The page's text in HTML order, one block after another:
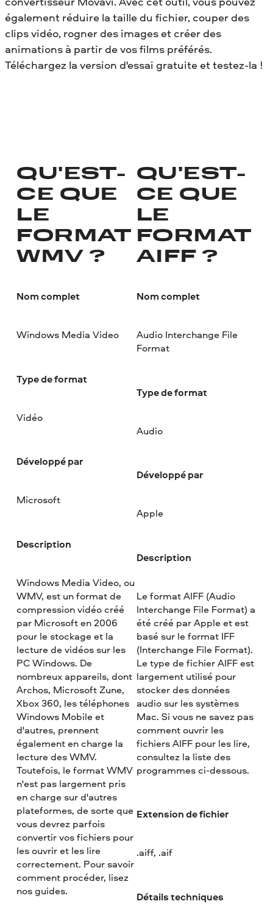
également réduire la taille du fichier, couper des
clips vidéo, rogner des images et créer des
animations à partir de vos films préférés.
Téléchargez la version d'essai gratuite et testez-la !
QU'EST-
CE QUE
LE
FORMAT
WMV ?
Nom complet
Windows Media Video
Type de format
Vidéo
Développé par
Microsoft
Description
Windows Media Video, ou
WMV, est un format de
compression vidéo créé
par Microsoft en 2006
pour le stockage et la
lecture de vidéos sur les
PC Windows. De
nombreux appareils, dont
Archos, Microsoft Zune,
Xbox 360, les téléphones
Windows Mobile et
d'autres, prennent
également en charge la
lecture des WMV.
Toutefois, le format WMV
n'est pas largement pris
en charge sur d'autres
plateformes, de sorte que
vous devrez parfois
convertir vos fichiers pour
les ouvrir et les lire
correctement. Pour savoir
comment procéder, lisez
nos guides.
QU'EST-
CE QUE
LE
FORMAT
AIFF ?
Nom complet
Audio Interchange File
Format
Type de format
Audio
Développé par
Apple
Description
Le format AIFF (Audio
Interchange File Format) a
été créé par Apple et est
basé sur le format IFF
(Interchange File Format).
Le type de fichier AIFF est
largement utilisé pour
stocker des données
audio sur les systèmes
Mac. Si vous ne savez pas
comment ouvrir les
fichiers AIFF pour les lire,
consultez la liste des
programmes ci-dessous.
Extension de fichier
.aiff, .aif
Détails techniques